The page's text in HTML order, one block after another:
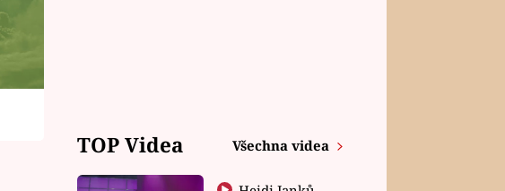
TOP Videa Všechna videa